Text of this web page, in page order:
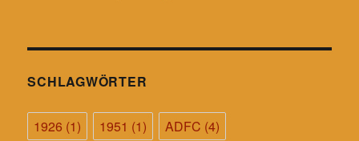
SCHLAGWÖRTER
1926 (1) 1951 (1) ADFC (4)